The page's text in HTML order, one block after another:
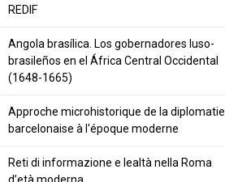
REDIF
Angola brasílica. Los gobernadores luso-
brasileños en el África Central Occidental
(1648-1665)
Approche microhistorique de la diplomatie
barcelonaise à l'époque moderne
Reti di informazione e lealtà nella Roma